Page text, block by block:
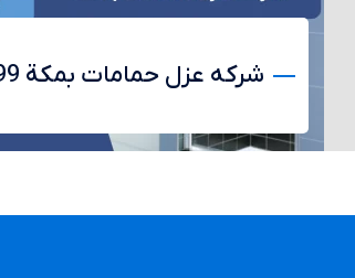
شركه عزل حمامات بمكة 0536824399